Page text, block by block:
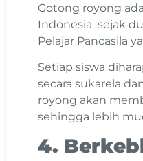
Gotong royong
Indonesia sejak
Pelajar Pancasila
Setiap siswa
secara sukarela
royong akan
sehingga lebih
4.